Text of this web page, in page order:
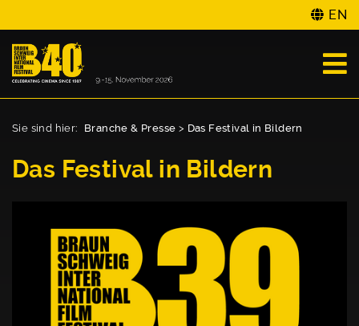
EN
Sie sind hier: Branche & Presse > Das Festival in Bildern
Das Festival in Bildern